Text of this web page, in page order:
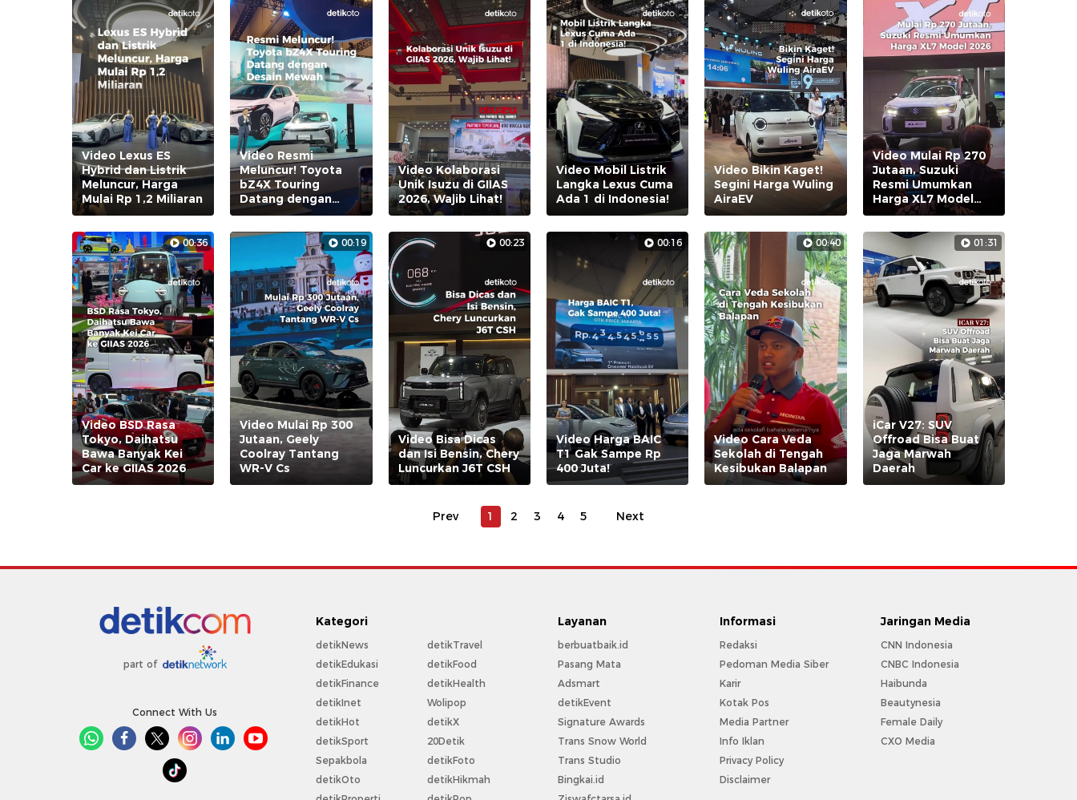
Video Lexus ES
Hybrid dan Listrik
Meluncur, Harga
Mulai Rp 1,2 Miliaran
Video Resmi
Meluncur! Toyota
bZ4X Touring
Datang dengan
Desain Mewah!
Video Kolaborasi
Unik Isuzu di GIIAS
2026, Wajib Lihat!
Video Mobil Listrik
Langka Lexus Cuma
Ada 1 di Indonesia!
Video Bikin Kaget!
Segini Harga Wuling
AiraEV
Video Mulai Rp 270
Jutaan, Suzuki
Resmi Umumkan
Harga XL7 Model
2026
00:36
Video BSD Rasa
Tokyo, Daihatsu
Bawa Banyak Kei
Car ke GIIAS 2026
00:19
Video Mulai Rp 300
Jutaan, Geely
Coolray Tantang
WR-V Cs
00:23
Video Bisa Dicas
dan Isi Bensin, Chery
Luncurkan J6T CSH
00:16
Video Harga BAIC
T1 Gak Sampe Rp
400 Juta!
00:40
Video Cara Veda
Sekolah di Tengah
Kesibukan Balapan
01:31
iCar V27: SUV
Offroad Bisa Buat
Jaga Marwah
Daerah
Prev 1 2 3 4 5 Next
part of
Connect With Us
Kategori
detikNews
detikEdukasi
detikFinance
detikInet
detikHot
detikSport
Sepakbola
detikOto
detikTravel
detikFood
detikHealth
Wolipop
detikX
20Detik
detikFoto
detikHikmah
Layanan
berbuatbaik.id
Pasang Mata
Adsmart
detikEvent
Signature Awards
Trans Snow World
Trans Studio
Bingkai.id
Informasi
Redaksi
Pedoman Media Siber
Karir
Kotak Pos
Media Partner
Info Iklan
Privacy Policy
Disclaimer
Jaringan Media
CNN Indonesia
CNBC Indonesia
Haibunda
Beautynesia
Female Daily
CXO Media